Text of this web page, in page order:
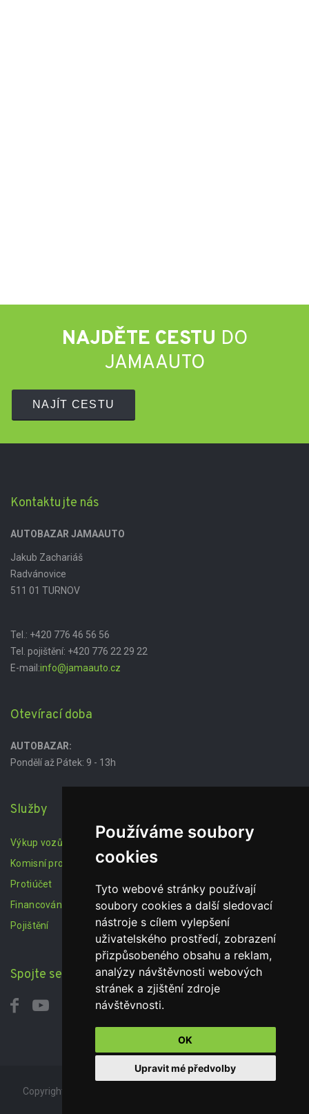
Používáme soubory
cookies
Tyto webové stránky používají
soubory cookies a další sledovací
nástroje s cílem vylepšení
uživatelského prostředí, zobrazení
přizpůsobeného obsahu a reklam,
analýzy návštěvnosti webových
stránek a zjištění zdroje
návštěvnosti.
OK
Upravit mé předvolby
NAJDĚTE CESTU DO
JAMAAUTO
NAJÍT CESTU
Kontaktujte nás
AUTOBAZAR JAMAAUTO
Jakub Zachariáš
Radvánovice
511 01 TURNOV
Tel.: +420 776 46 56 56
Tel. pojištění: +420 776 22 29 22
E-mail:info@jamaauto.cz
Otevírací doba
AUTOBAZAR:
Pondělí až Pátek: 9 - 13h
Služby
Výkup vozů
Komisní prodej
Protiúčet
Financování
Pojištění
Spojte se s námi
Copyright autobazar JamaAuto © 2019. All Rights Reserved.